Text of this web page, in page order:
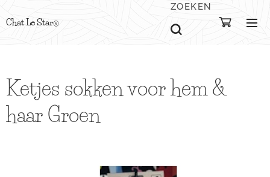
Chat Le Star®
ZOEKEN
Ketjes sokken voor hem &
haar Groen